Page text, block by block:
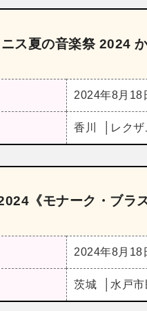
ス夏の音楽祭 2024
2024年8月18
香川 レク
《モナーク・ブラ
2024年8月18
茨城 水戸